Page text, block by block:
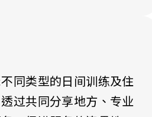
同类型的日间训练及住
过共同分享地方、专业